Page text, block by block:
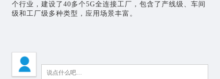
个行业，建设了40多个5G全连接工厂，包含了产线级、车间
级和工厂级多种类型，应用场景丰富。